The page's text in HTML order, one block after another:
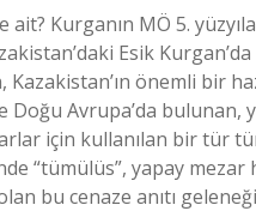
Kurganın MÖ 5.
Esik
Kazakistan’ın önemli bir
Doğu Avrupa’da
için kullanılan bir tür
“tümülüs”, yapay
bu cenaze anıtı